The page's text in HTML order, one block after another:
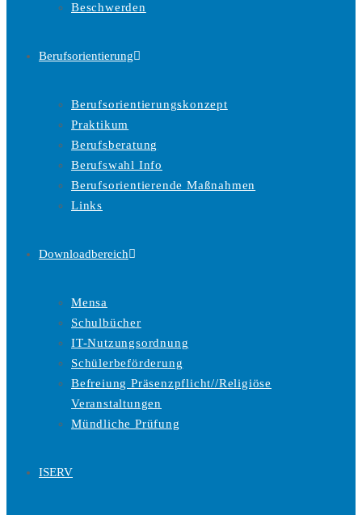
Beschwerden
Berufsorientierung
Berufsorientierungskonzept
Praktikum
Berufsberatung
Berufswahl Info
Berufsorientierende Maßnahmen
Links
Downloadbereich
Mensa
Schulbücher
IT-Nutzungsordnung
Schülerbeförderung
Befreiung Präsenzpflicht//Religiöse
Veranstaltungen
Mündliche Prüfung
ISERV